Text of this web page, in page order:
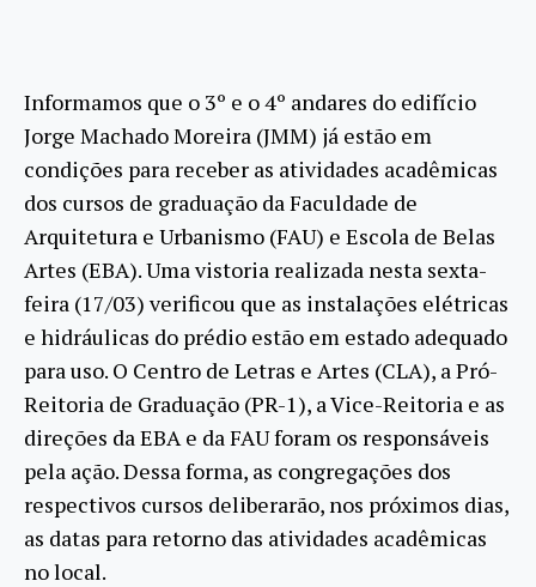
Informamos que o 3º e o 4º andares do edifício
Jorge Machado Moreira (JMM) já estão em
condições para receber as atividades acadêmicas
dos cursos de graduação da Faculdade de
Arquitetura e Urbanismo (FAU) e Escola de Belas
Artes (EBA). Uma vistoria realizada nesta sexta-
feira (17/03) verificou que as instalações elétricas
e hidráulicas do prédio estão em estado adequado
para uso. O Centro de Letras e Artes (CLA), a Pró-
Reitoria de Graduação (PR-1), a Vice-Reitoria e as
direções da EBA e da FAU foram os responsáveis
pela ação. Dessa forma, as congregações dos
respectivos cursos deliberarão, nos próximos dias,
as datas para retorno das atividades acadêmicas
no local.